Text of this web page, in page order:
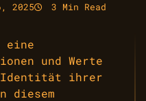
2025
3 Min Read
eine
und Werte
ihrer
diesem